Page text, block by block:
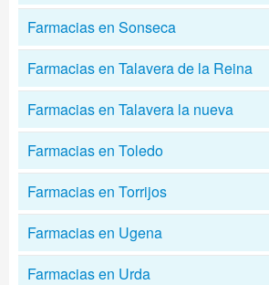
Farmacias en Sonseca
Farmacias en Talavera de la Reina
Farmacias en Talavera la nueva
Farmacias en Toledo
Farmacias en Torrijos
Farmacias en Ugena
Farmacias en Urda